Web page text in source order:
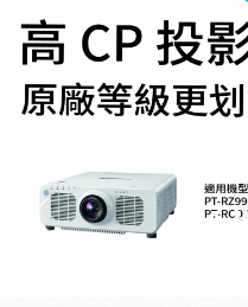
金字塔設備租賃
全方